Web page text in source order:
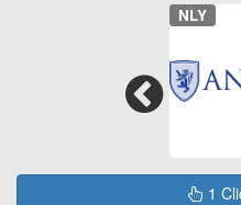
NLY
1